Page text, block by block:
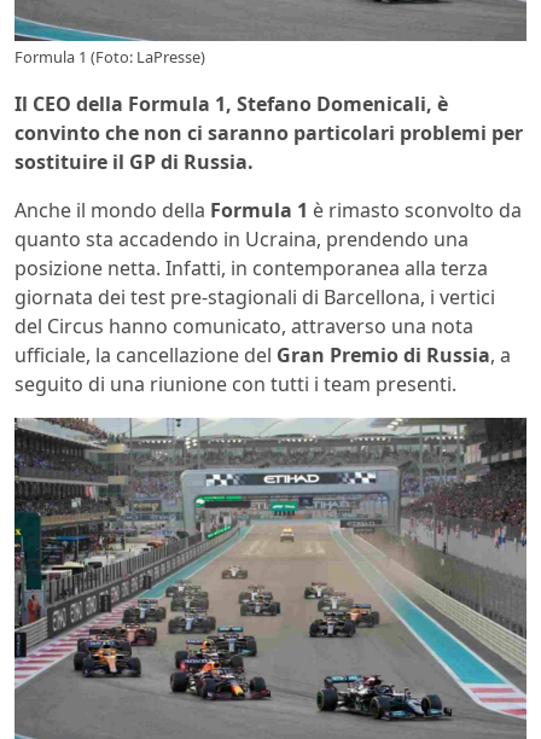
Formula 1 (Foto: LaPresse)
Il CEO della Formula 1, Stefano Domenicali, è
convinto che non ci saranno particolari problemi per
sostituire il GP di Russia.
Anche il mondo della Formula 1 è rimasto sconvolto da
quanto sta accadendo in Ucraina, prendendo una
posizione netta. Infatti, in contemporanea alla terza
giornata dei test pre-stagionali di Barcellona, i vertici
del Circus hanno comunicato, attraverso una nota
ufficiale, la cancellazione del Gran Premio di Russia, a
seguito di una riunione con tutti i team presenti.